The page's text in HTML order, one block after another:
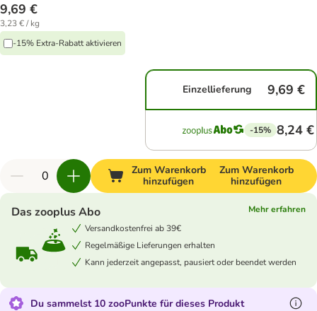
9,69 €
3,23 € / kg
-15% Extra-Rabatt aktivieren
Einzellieferung 9,69 €
-15% 8,24 €
Zum Warenkorb
hinzufügen
Zum Warenkorb
hinzufügen
Das zooplus Abo
Mehr erfahren
Versandkostenfrei ab 39€
Regelmäßige Lieferungen erhalten
Kann jederzeit angepasst, pausiert oder beendet werden
Du sammelst 10 zooPunkte für dieses Produkt